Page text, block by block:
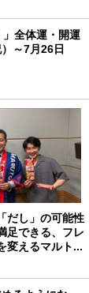
全体運・開運
～7月26日
だし」の可能性
足できる、フレ
変えるマルト...